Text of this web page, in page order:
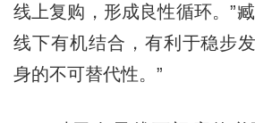
线上复购，形成良性循环。”
线下有机结合，有利于稳步
身的不可替代性。”